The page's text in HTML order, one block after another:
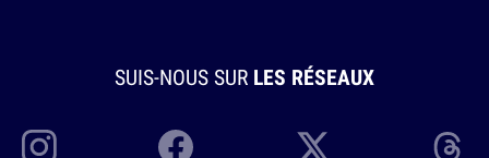
SUIS-NOUS SUR LES RÉSEAUX